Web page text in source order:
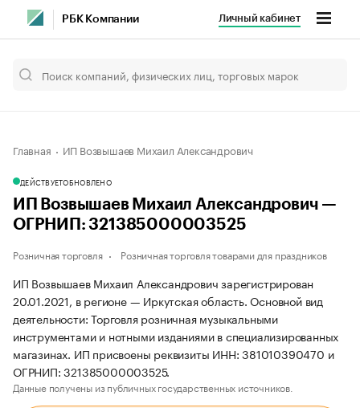
РБК Компании Личный кабинет
Главная ИП Возвышаев Михаил Александрович
ДЕЙСТВУЕТОБНОВЛЕНО
ИП Возвышаев Михаил Александрович —
ОГРНИП: 321385000003525
Розничная торговля Розничная торговля товарами для праздников
ИП Возвышаев Михаил Александрович зарегистрирован
20.01.2021, в регионе — Иркутская область. Основной вид
деятельности: Торговля розничная музыкальными
инструментами и нотными изданиями в специализированных
магазинах. ИП присвоены реквизиты ИНН: 381010390470 и
ОГРНИП: 321385000003525.
Данные получены из публичных государственных источников.